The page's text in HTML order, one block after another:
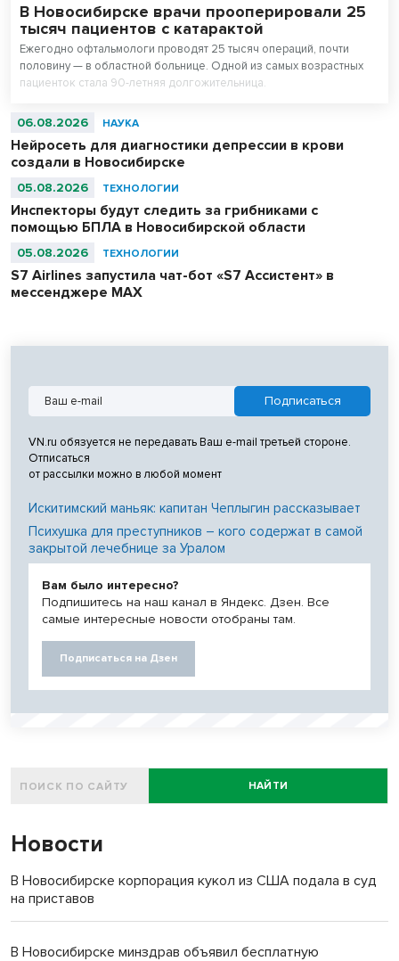
В Новосибирске врачи прооперировали 25
тысяч пациентов с катарактой
Ежегодно офтальмологи проводят 25 тысяч операций, почти
половину — в областной больнице. Одной из самых возрастных
пациенток стала 90-летняя долгожительница.
06.08.2026 НАУКА
Нейросеть для диагностики депрессии в крови
создали в Новосибирске
05.08.2026 ТЕХНОЛОГИИ
Инспекторы будут следить за грибниками с
помощью БПЛА в Новосибирской области
05.08.2026 ТЕХНОЛОГИИ
S7 Airlines запустила чат-бот «S7 Ассистент» в
мессенджере MAX
VN.ru обязуется не передавать Ваш e-mail третьей стороне.
Отписаться
от рассылки можно в любой момент
Искитимский маньяк: капитан Чеплыгин рассказывает
Психушка для преступников – кого содержат в самой
закрытой лечебнице за Уралом
Вам было интересно?
Подпишитесь на наш канал в Яндекс. Дзен. Все
самые интересные новости отобраны там.
Подписаться на Дзен
НАЙТИ
Новости
В Новосибирске корпорация кукол из США подала в суд
на приставов
В Новосибирске минздрав объявил бесплатную